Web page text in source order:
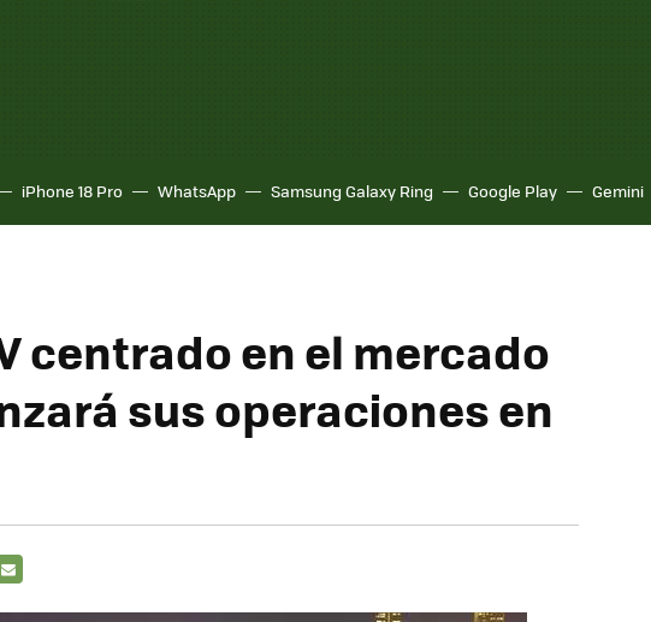
iPhone 18 Pro WhatsApp Samsung Galaxy Ring Google Play Gemini
centrado en el mercado
sus operaciones en